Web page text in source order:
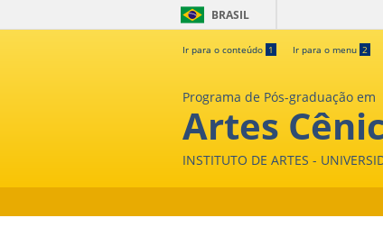
BRASIL
Ir para o conteúdo 1 Ir para o menu 2
Programa de Pós-graduação em
Artes
INSTITUTO DE ARTES -